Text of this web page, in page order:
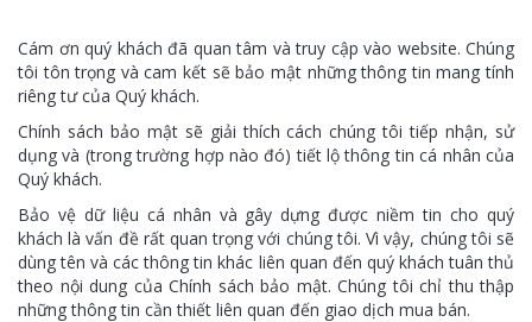
Cám ơn quý khách đã quan tâm và truy cập vào website. Chúng
tôi tôn trọng và cam kết sẽ bảo mật những thông tin mang tính
riêng tư của Quý khách.
Chính sách bảo mật sẽ giải thích cách chúng tôi tiếp nhận, sử
dụng và (trong trường hợp nào đó) tiết lộ thông tin cá nhân của
Quý khách.
Bảo vệ dữ liệu cá nhân và gây dựng được niềm tin cho quý
khách là vấn đề rất quan trọng với chúng tôi. Vì vậy, chúng tôi sẽ
dùng tên và các thông tin khác liên quan đến quý khách tuân thủ
theo nội dung của Chính sách bảo mật. Chúng tôi chỉ thu thập
những thông tin cần thiết liên quan đến giao dịch mua bán.